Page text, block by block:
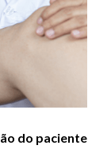
do paciente